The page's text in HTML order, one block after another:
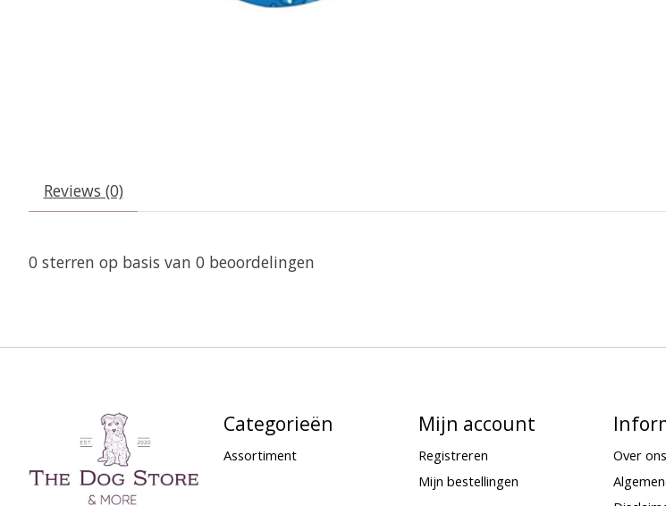
Reviews (0)
0 sterren op basis van 0 beoordelingen
Categorieën
Assortiment
Mijn account
Registreren
Mijn bestellingen
Over ons